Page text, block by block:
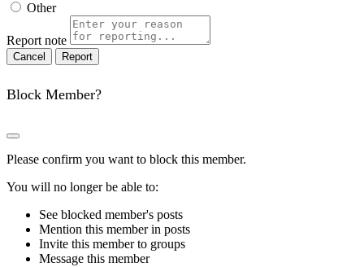
Other
Report note
Report
Block Member?
Please confirm you want to block this member.
You will no longer be able to:
See blocked member's posts
Mention this member in posts
Invite this member to groups
Message this member